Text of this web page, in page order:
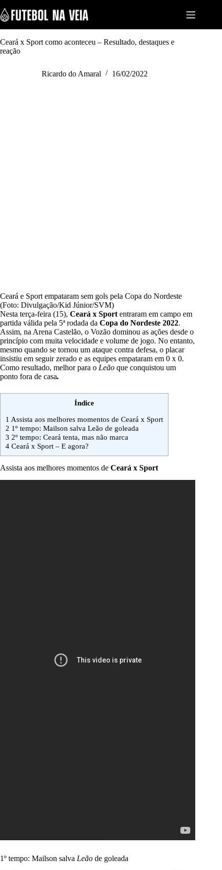
k
i
p
t
o
Ceará x Sport como aconteceu – Resultado, destaques e
reação
Ricardo do Amaral 16/02/2022
Ceará e Sport empataram sem gols pela Copa do Nordeste
(Foto: Divulgação/Kid Júnior/SVM)
Nesta terça-feira (15), Ceará x Sport entraram em campo em
partida válida pela 5ª rodada da Copa do Nordeste 2022.
Assim, na Arena Castelão, o Vozão dominou as ações desde o
princípio com muita velocidade e volume de jogo. No entanto,
mesmo quando se tornou um ataque contra defesa, o placar
insistiu em seguir zerado e as equipes empataram em 0 x 0.
Como resultado, melhor para o Leão que conquistou um
ponto fora de casa.
Índice
1 Assista aos melhores momentos de Ceará x Sport
2 1º tempo: Mailson salva Leão de goleada
3 2º tempo: Ceará tenta, mas não marca
4 Ceará x Sport – E agora?
Assista aos melhores momentos de Ceará x Sport
1º tempo: Mailson salva Leão de goleada